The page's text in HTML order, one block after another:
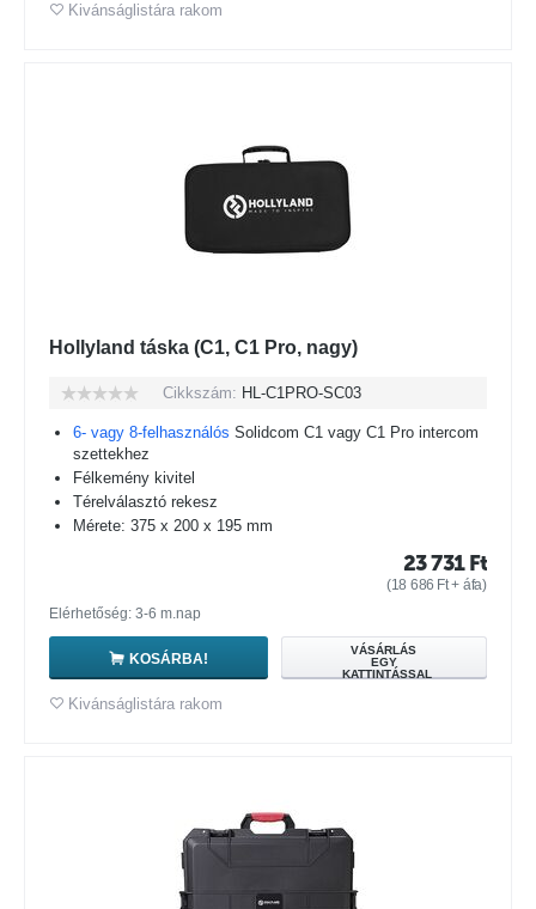
Kivánságlistára rakom
Hollyland táska (C1, C1 Pro, nagy)
Cikkszám: HL-C1PRO-SC03
6- vagy 8-felhasználós Solidcom C1 vagy C1 Pro intercom
szettekhez
Félkemény kivitel
Térelválasztó rekesz
Mérete: 375 x 200 x 195 mm
23 731 Ft
(18 686 Ft+ áfa)
Elérhetőség: 3-6 m.nap
KOSÁRBA!
VÁSÁRLÁS
EGY
KATTINTÁSSAL
Kivánságlistára rakom